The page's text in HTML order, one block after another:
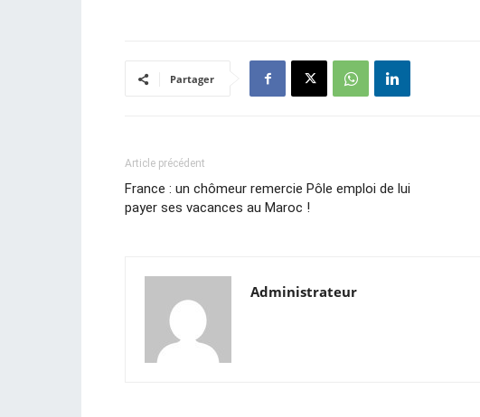
Partager
Article précédent
France : un chômeur remercie Pôle emploi de lui
payer ses vacances au Maroc !
Administrateur